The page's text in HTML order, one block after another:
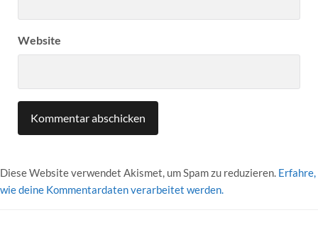
Website
Diese Website verwendet Akismet, um Spam zu reduzieren. Erfahre,
wie deine Kommentardaten verarbeitet werden.